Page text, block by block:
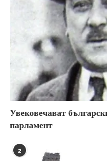
Увековечават
парламент
2